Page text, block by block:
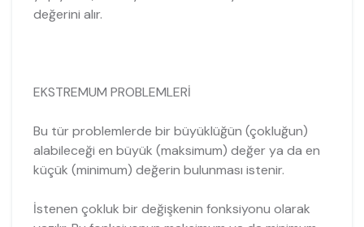
değerini alır.
EKSTREMUM PROBLEMLERİ
Bu tür problemlerde bir büyüklüğün (çokluğun)
alabileceği en büyük (maksimum) değer ya da en
küçük (minimum) değerin bulunması istenir.
İstenen çokluk bir değişkenin fonksiyonu olarak